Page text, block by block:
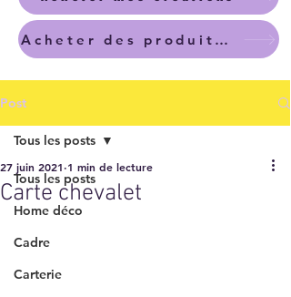
Acheter des produits scrapbooking
Post
Tous les posts
Home déco
Cadre
Carterie
Tous les posts
Carte chevalet
27 juin 2021 1 min de lecture